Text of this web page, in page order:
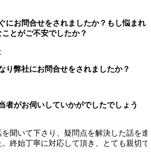
にお問合せをされましたか？もし悩まれ
とがご不安でしたか？
り弊社にお問合せをされましたか？
者がお伺いしていかがでしたでしょう
聞いて下さり、疑問点を解決した話を進
終始丁寧に対応して頂き、とても親切で